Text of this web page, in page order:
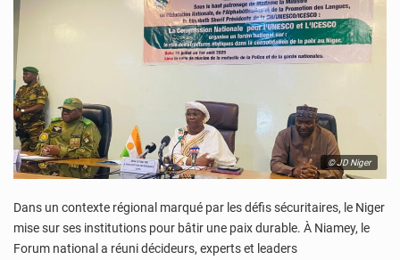
© JD Niger
Dans un contexte régional marqué par les défis sécuritaires, le Niger
mise sur ses institutions pour bâtir une paix durable. À Niamey, le
Forum national a réuni décideurs, experts et leaders